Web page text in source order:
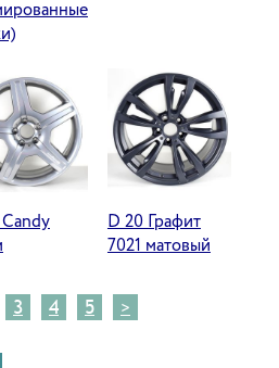
Candy
D 20 Графит
7021 матовый
3 4 5 >